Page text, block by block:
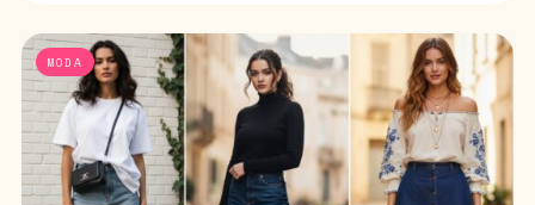
MODA